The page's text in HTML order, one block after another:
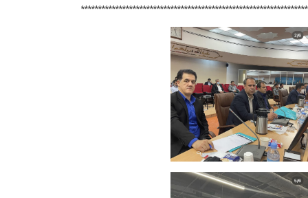
******************************************************************